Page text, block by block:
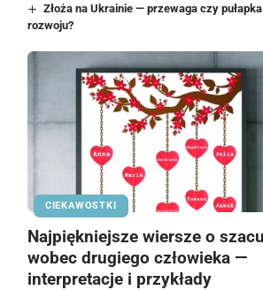
Złoża na Ukrainie — przewaga czy
rozwoju?
CIEKAWOSTKI
Najpiękniejsze wiersze o
wobec drugiego człowieka —
interpretacje i przykłady